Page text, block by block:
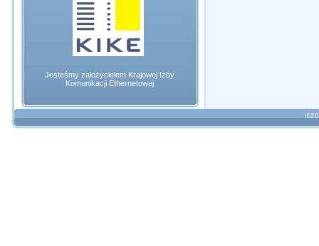
Jesteśmy założycielem Krajowej Izby
Komunikacji Ethernetowej